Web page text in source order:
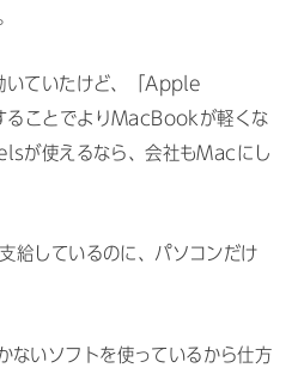
ていたけど、「Apple
ることでよりMacBookが軽くな
が使えるなら、会社もMacにし
しているのに、パソコンだけ
いソフトを使っているから仕方